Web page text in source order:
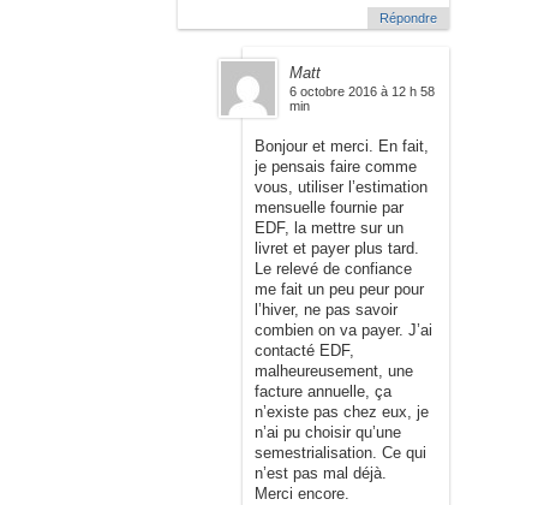
Répondre
Matt
6 octobre 2016 à 12 h 58
min
Bonjour et merci. En fait,
je pensais faire comme
vous, utiliser l’estimation
mensuelle fournie par
EDF, la mettre sur un
livret et payer plus tard.
Le relevé de confiance
me fait un peu peur pour
l’hiver, ne pas savoir
combien on va payer. J’ai
contacté EDF,
malheureusement, une
facture annuelle, ça
n’existe pas chez eux, je
n’ai pu choisir qu’une
semestrialisation. Ce qui
n’est pas mal déjà.
Merci encore.